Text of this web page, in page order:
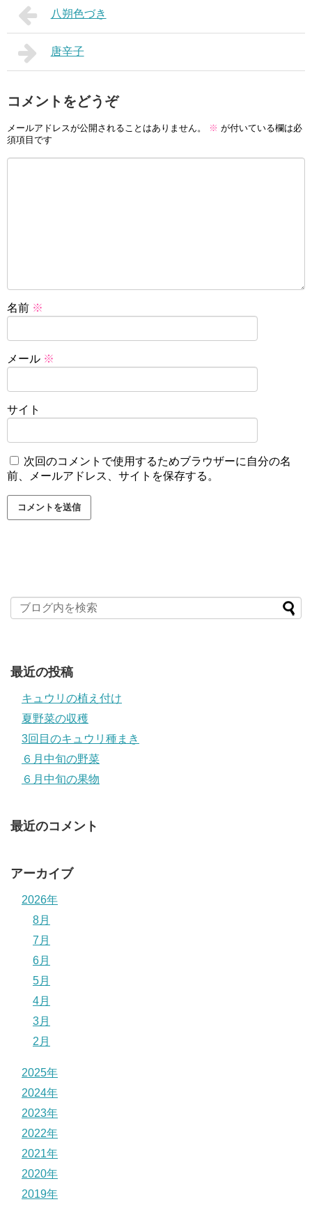
八朔色づき
唐辛子
コメントをどうぞ
メールアドレスが公開されることはありません。 ※ が付いている欄は必
須項目です
名前 ※
メール ※
サイト
次回のコメントで使用するためブラウザーに自分の名
前、メールアドレス、サイトを保存する。
最近の投稿
キュウリの植え付け
夏野菜の収穫
3回目のキュウリ種まき
６月中旬の野菜
６月中旬の果物
最近のコメント
アーカイブ
2026年
8月
7月
6月
5月
4月
3月
2月
2025年
2024年
2023年
2022年
2021年
2020年
2019年